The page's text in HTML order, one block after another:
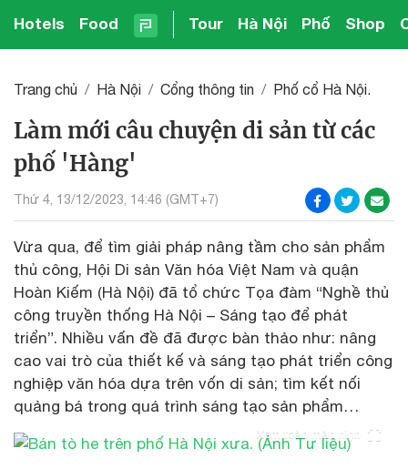
Hotels Food Tour Hà Nội Phố Shop
Trang chủ Hà Nội Cổng thông tin Phố cổ Hà Nội.
Làm mới câu chuyện di sản từ các
phố 'Hàng'
Thứ 4, 13/12/2023, 14:46 (GMT+7)
Vừa qua, để tìm giải pháp nâng tầm cho sản phẩm
thủ công, Hội Di sản Văn hóa Việt Nam và quận
Hoàn Kiếm (Hà Nội) đã tổ chức Tọa đàm “Nghề thủ
công truyền thống Hà Nội – Sáng tạo để phát
triển”. Nhiều vấn đề đã được bàn thảo như: nâng
cao vai trò của thiết kế và sáng tạo phát triển công
nghiệp văn hóa dựa trên vốn di sản; tìm kết nối
quảng bá trong quá trình sáng tạo sản phẩm…
Xem toàn màn hình